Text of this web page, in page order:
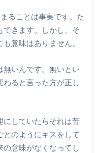
ることは事実です。た
できます。しかし、そ
意味はありません。
無いんです。無いとい
わると言った方が正し
にしていたらそれは苦
のようにキスをして
の意味がなくなってし